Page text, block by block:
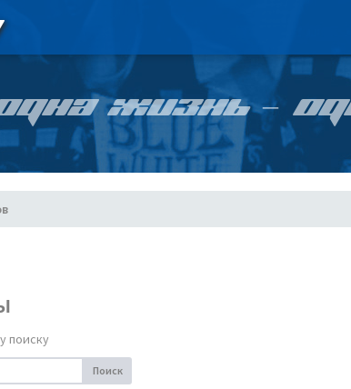
ЖИЗНЬ –
поиску
Поиск